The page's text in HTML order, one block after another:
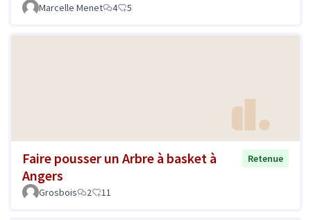
Marcelle Menet 4 5
Faire pousser un Arbre à basket à
Angers
Retenue
Grosbois 2 11